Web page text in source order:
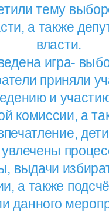
тему
а также
власти.
игра-
приняли
и
комиссии, а
выдачи
а также
данного